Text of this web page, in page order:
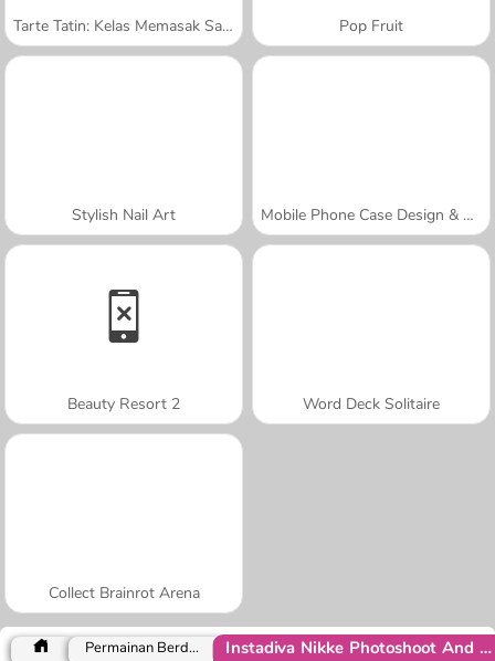
Tarte Tatin: Kelas Memasak Sara Pop Fruit
Stylish Nail Art Mobile Phone Case Design & DIY
Beauty Resort 2 Word Deck Solitaire
Collect Brainrot Arena
Permainan Berdandan Instadiva Nikke Photoshoot And Date Night